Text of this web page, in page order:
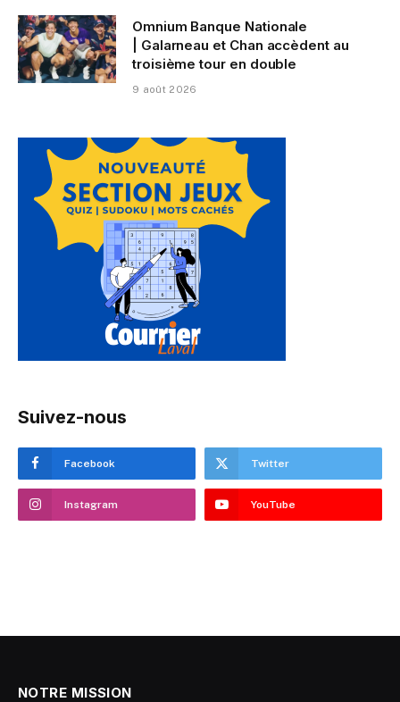
Omnium Banque Nationale
| Galarneau et Chan accèdent au
troisième tour en double
9 août 2026
Suivez-nous
Facebook Twitter
Instagram YouTube
NOTRE MISSION